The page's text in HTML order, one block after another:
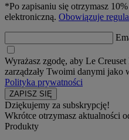
*Po zapisaniu się otrzymasz
elektroniczną. Obowiązuje
Wyrażasz zgodę, aby Le
zarządzały Twoimi danymi jako
Polityka prywatności
Dziękujemy za subskrypcję!
Wkrótce otrzymasz aktualności
Produkty